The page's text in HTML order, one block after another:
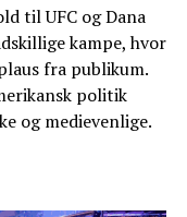
til UFC og Dana
kampe, hvor
fra publikum.
politik
og medievenlige.